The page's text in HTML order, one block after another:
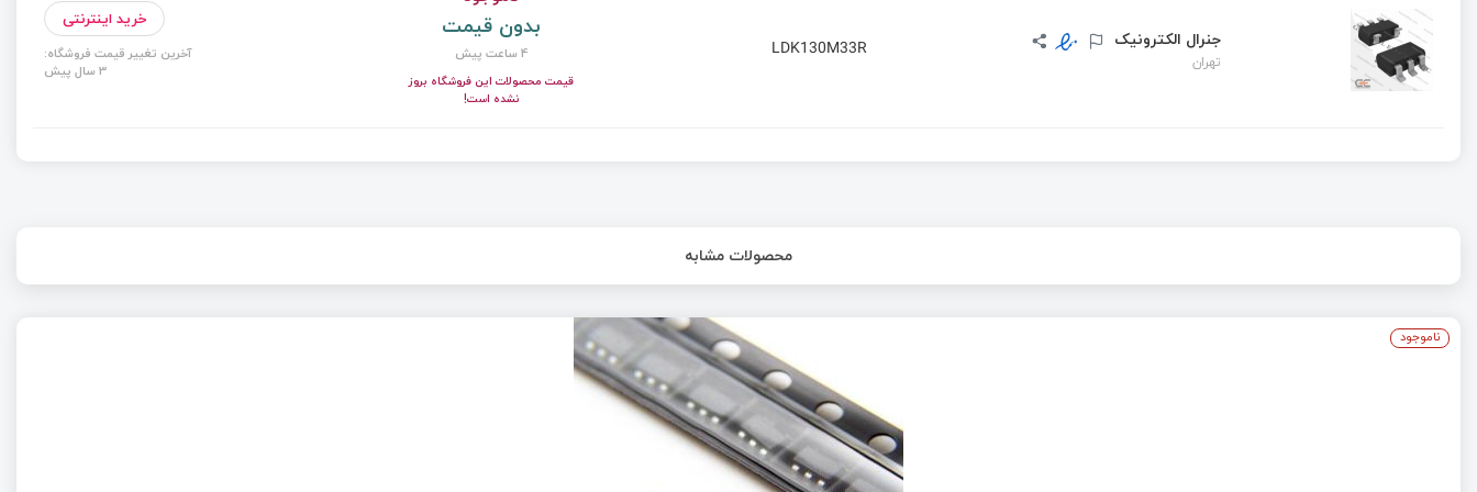
جنرال الکترونیک
تهران
LDK130M33R
بدون قیمت
4 ساعت پیش
قیمت محصولات این فروشگاه بروز
نشده است!
خرید اینترنتی
آخرین تغییر قیمت فروشگاه:
3 سال پیش
محصولات مشابه
ناموجود